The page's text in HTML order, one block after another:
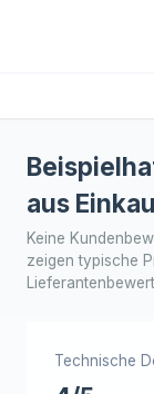
aus
Keine
zeigen typische
Technische